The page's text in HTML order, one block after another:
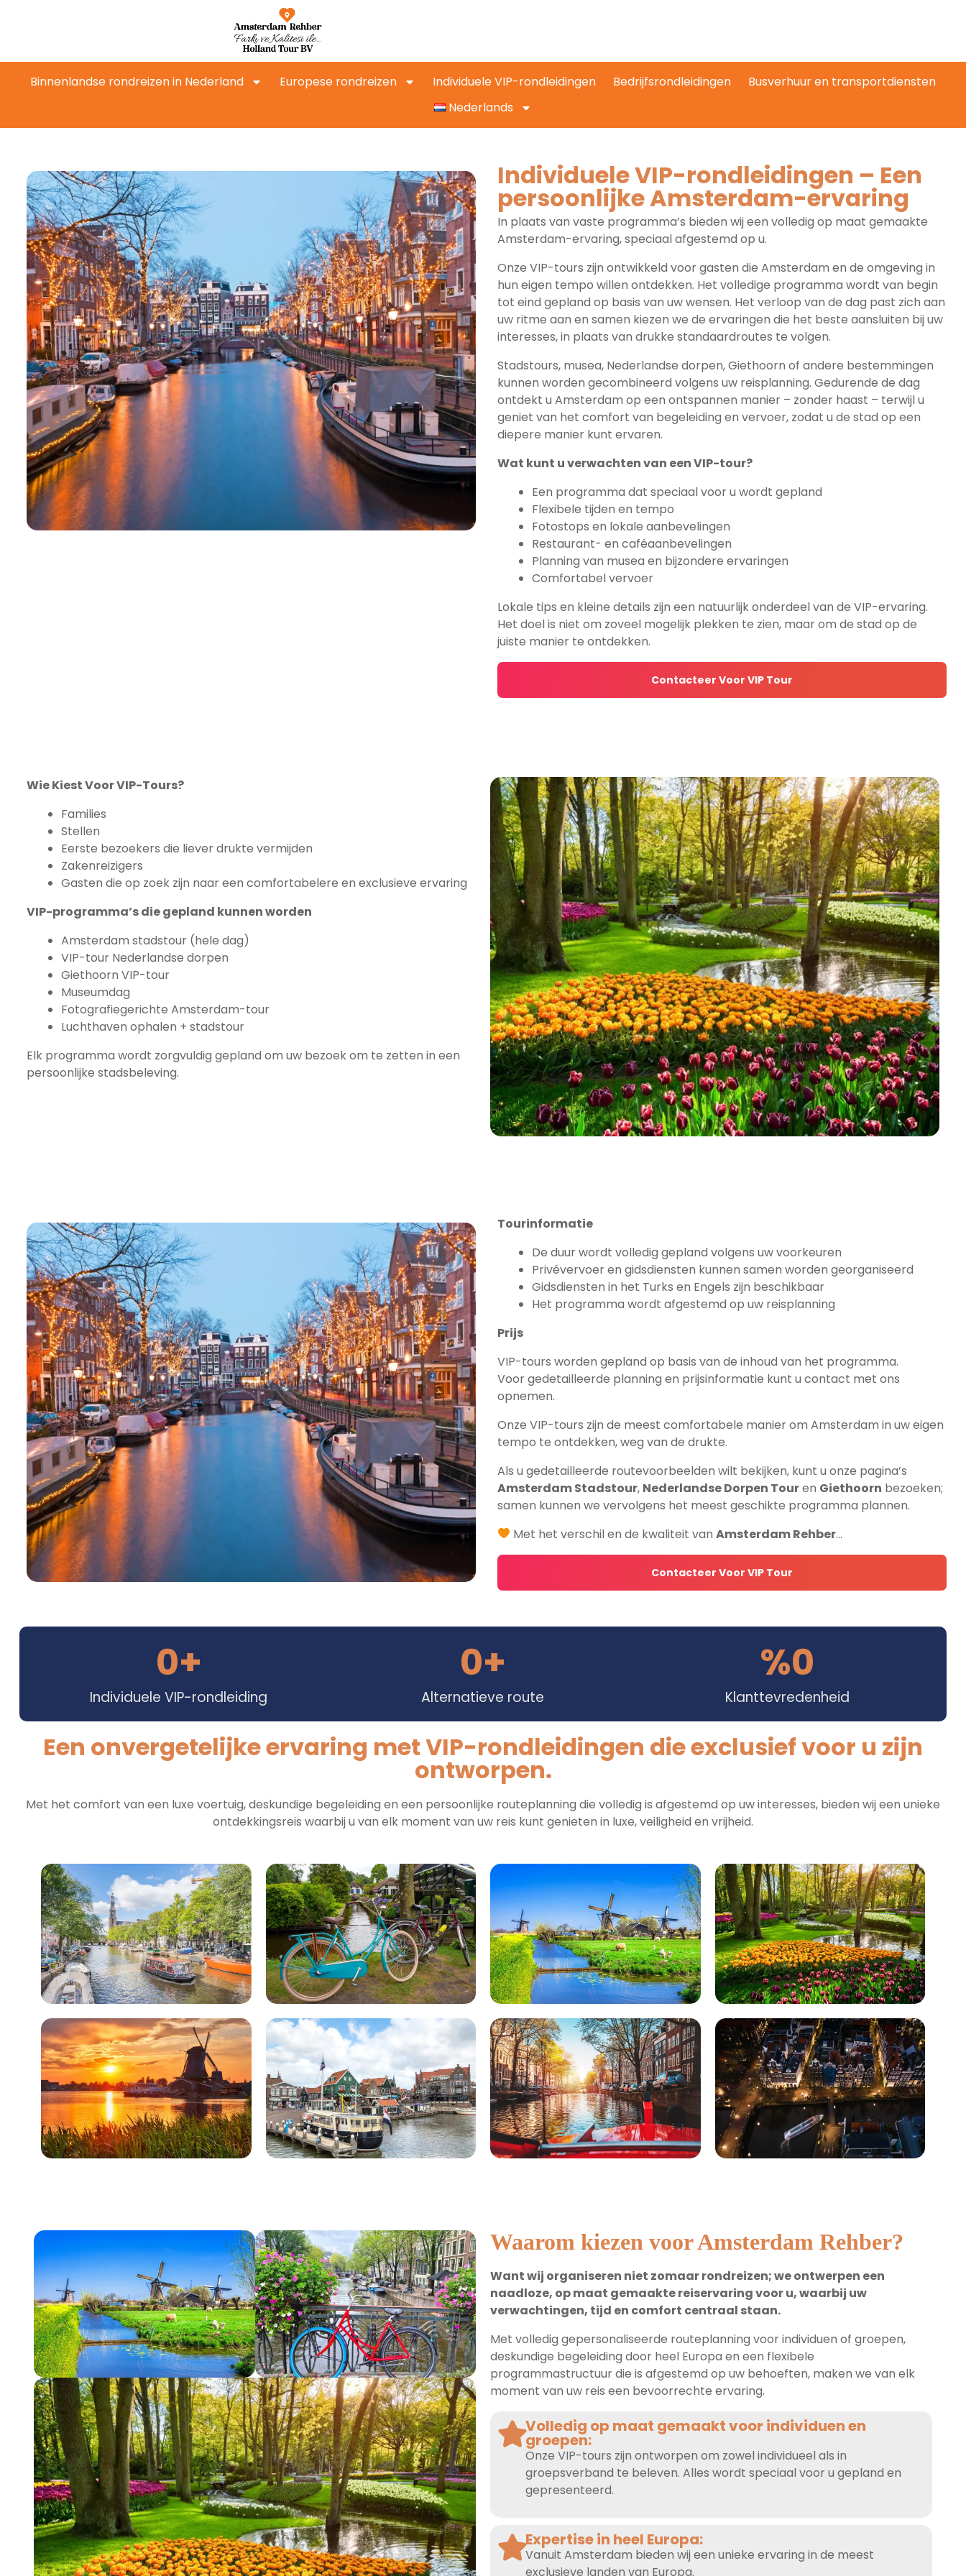
Binnenlandse rondreizen in Nederland Europese rondreizen Individuele VIP-rondleidingen Bedrijfsrondleidingen
Busverhuur en transportdiensten
Nederlands
Individuele VIP-rondleidingen – Een
persoonlijke Amsterdam-ervaring
In plaats van vaste programma’s bieden wij een volledig op maat gemaakte
Amsterdam-ervaring, speciaal afgestemd op u.
Onze VIP-tours zijn ontwikkeld voor gasten die Amsterdam en de omgeving in
hun eigen tempo willen ontdekken. Het volledige programma wordt van begin
tot eind gepland op basis van uw wensen. Het verloop van de dag past zich aan
uw ritme aan en samen kiezen we de ervaringen die het beste aansluiten bij uw
interesses, in plaats van drukke standaardroutes te volgen.
Stadstours, musea, Nederlandse dorpen, Giethoorn of andere bestemmingen
kunnen worden gecombineerd volgens uw reisplanning. Gedurende de dag
ontdekt u Amsterdam op een ontspannen manier – zonder haast – terwijl u
geniet van het comfort van begeleiding en vervoer, zodat u de stad op een
diepere manier kunt ervaren.
Wat kunt u verwachten van een VIP-tour?
Een programma dat speciaal voor u wordt gepland
Flexibele tijden en tempo
Fotostops en lokale aanbevelingen
Restaurant- en caféaanbevelingen
Planning van musea en bijzondere ervaringen
Comfortabel vervoer
Lokale tips en kleine details zijn een natuurlijk onderdeel van de VIP-ervaring.
Het doel is niet om zoveel mogelijk plekken te zien, maar om de stad op de
juiste manier te ontdekken.
Contacteer Voor VIP Tour
Wie Kiest Voor VIP-Tours?
Families
Stellen
Eerste bezoekers die liever drukte vermijden
Zakenreizigers
Gasten die op zoek zijn naar een comfortabelere en exclusieve ervaring
VIP-programma’s die gepland kunnen worden
Amsterdam stadstour (hele dag)
VIP-tour Nederlandse dorpen
Giethoorn VIP-tour
Museumdag
Fotografiegerichte Amsterdam-tour
Luchthaven ophalen + stadstour
Elk programma wordt zorgvuldig gepland om uw bezoek om te zetten in een
persoonlijke stadsbeleving.
Tourinformatie
De duur wordt volledig gepland volgens uw voorkeuren
Privévervoer en gidsdiensten kunnen samen worden georganiseerd
Gidsdiensten in het Turks en Engels zijn beschikbaar
Het programma wordt afgestemd op uw reisplanning
Prijs
VIP-tours worden gepland op basis van de inhoud van het programma.
Voor gedetailleerde planning en prijsinformatie kunt u contact met ons
opnemen.
Onze VIP-tours zijn de meest comfortabele manier om Amsterdam in uw eigen
tempo te ontdekken, weg van de drukte.
Als u gedetailleerde routevoorbeelden wilt bekijken, kunt u onze pagina’s
Amsterdam Stadstour, Nederlandse Dorpen Touren Giethoorn bezoeken;
samen kunnen we vervolgens het meest geschikte programma plannen.
Met het verschil en de kwaliteit vanAmsterdam Rehber…
Contacteer Voor VIP Tour
Individuele VIP-rondleiding
0+
Alternatieve route
0+
Klanttevredenheid
%0
Een onvergetelijke ervaring met VIP-rondleidingen die exclusief voor u zijn
ontworpen.
Met het comfort van een luxe voertuig, deskundige begeleiding en een persoonlijke routeplanning die volledig is afgestemd op uw interesses, bieden wij een unieke
ontdekkingsreis waarbij u van elk moment van uw reis kunt genieten in luxe, veiligheid en vrijheid.
Waarom kiezen voor Amsterdam Rehber?
Want wij organiseren niet zomaar rondreizen; we ontwerpen een
naadloze, op maat gemaakte reiservaring voor u, waarbij uw
verwachtingen, tijd en comfort centraal staan.
Met volledig gepersonaliseerde routeplanning voor individuen of groepen,
deskundige begeleiding door heel Europa en een flexibele
programmastructuur die is afgestemd op uw behoeften, maken we van elk
moment van uw reis een bevoorrechte ervaring.
Volledig op maat gemaakt voor individuen en
groepen:
Onze VIP-tours zijn ontworpen om zowel individueel als in
groepsverband te beleven. Alles wordt speciaal voor u gepland en
gepresenteerd.
Expertise in heel Europa:
Vanuit Amsterdam bieden wij een unieke ervaring in de meest
exclusieve landen van Europa.